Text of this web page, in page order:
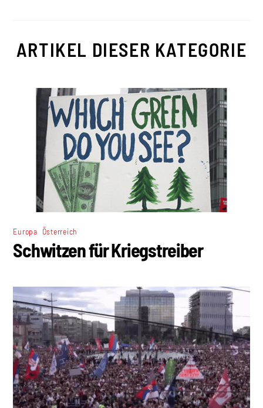
ARTIKEL DIESER KATEGORIE
Europa Österreich
Schwitzen für Kriegstreiber